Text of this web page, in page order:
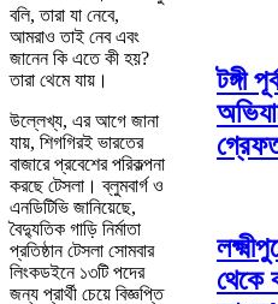
বলি, তারা যা নেবে,
আমরাও তাই নেব এবং
জানেন কি এতে কী হয়?
তারা থেমে যায়।
উল্লেখ্য, এর আগে জানা
যায়, শিগগিরই ভারতের
বাজারে প্রবেশের পরিকল্পনা
করছে টেসলা। ব্লুমবার্গ ও
এনডিটিভি জানিয়েছে,
বৈদ্যুতিক গাড়ি নির্মাতা
প্রতিষ্ঠান টেসলা সোমবার
লিংকডইনে ১৩টি পদের
জন্য প্রার্থী চেয়ে বিজ্ঞপ্তি
টঙ্গী
থেকে